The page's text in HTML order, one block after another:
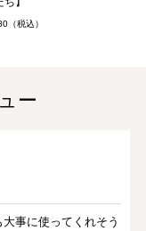
（税込）
ー
事に使ってくれそう